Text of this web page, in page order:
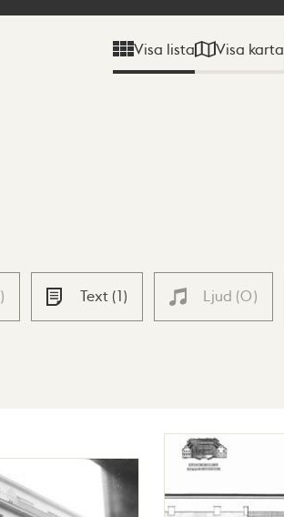
Visa lista Visa karta
) Text (1) Ljud (0)